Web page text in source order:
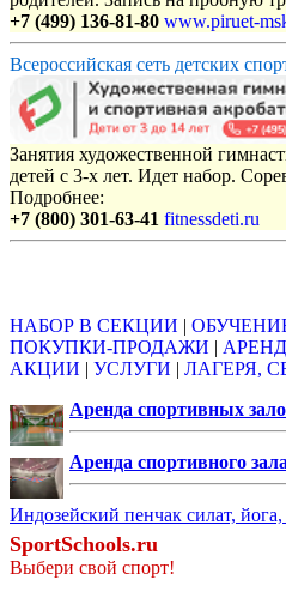
+7 (499) 136-81-80 www.piruet-
Всероссийская сеть детских
Занятия художественной
детей с 3-х лет. Идет набор.
Подробнее:
+7 (800) 301-63-41 fitnessdeti.ru
НАБОР В СЕКЦИИ |
ПОКУПКИ-ПРОДАЖИ |
АКЦИИ | УСЛУГИ | ЛАГЕРЯ,
Аренда спортивных
Аренда спортивного
Индозейский пенчак силат,
SportSchools.ru
Выбери свой спорт!